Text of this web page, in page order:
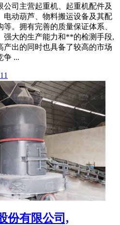
公司主营起重机、起重机配件及
电动葫芦、物料搬运设备及其配
。拥有完善的质量保证体系、
强大的生产能力和**的检测手段,
产出的同时也具备了较高的市场
争 ...
份有限公司,